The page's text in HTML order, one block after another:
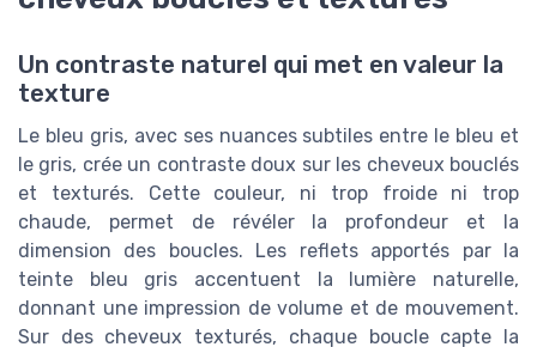
Un contraste naturel qui met en valeur la
texture
Le bleu gris, avec ses nuances subtiles entre le bleu et
le gris, crée un contraste doux sur les cheveux bouclés
et texturés. Cette couleur, ni trop froide ni trop
chaude, permet de révéler la profondeur et la
dimension des boucles. Les reflets apportés par la
teinte bleu gris accentuent la lumière naturelle,
donnant une impression de volume et de mouvement.
Sur des cheveux texturés, chaque boucle capte la